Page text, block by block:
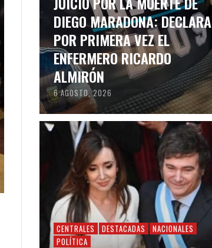
DIEGO MARADONA: DECLARA
POR PRIMERA VEZ EL
ENFERMERO RICARDO
ALMIRÓN
6 AGOSTO, 2026
CENTRALES DESTACADAS
NACIONALES
POLÍTICA